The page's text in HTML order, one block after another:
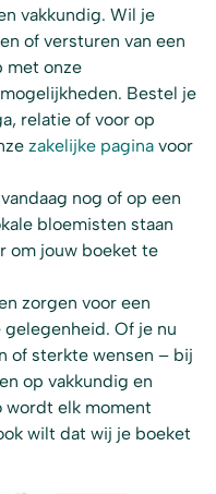
vakkundig. Wil je
of versturen van een
met onze
Bestel je
relatie of voor op
zakelijke pagina voor
nog of op een
bloemisten staan
om jouw boeket te
zorgen voor een
Of je nu
of sterkte wensen – bij
op vakkundig en
wordt elk moment
wilt dat wij je boeket